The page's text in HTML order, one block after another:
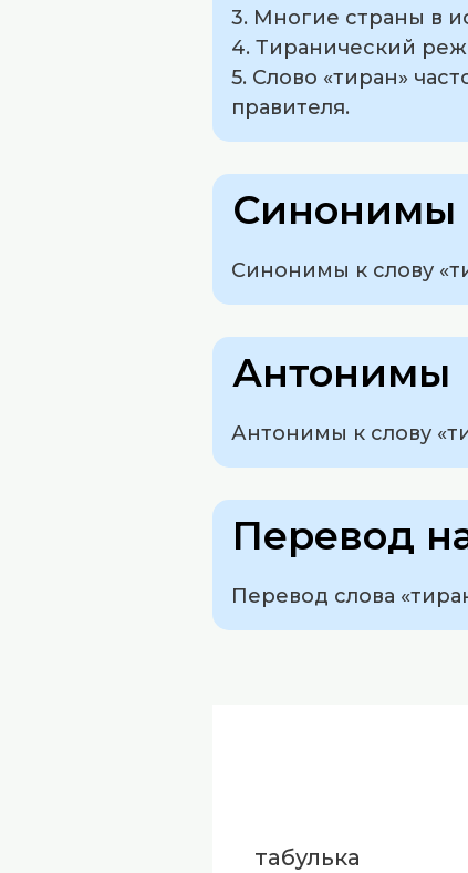
3. Многие страны в
4. Тиранический
5. Слово «тиран»
правителя.
Синонимы
Синонимы к слову
Антонимы
Антонимы к слову
Перевод
Перевод слова
табулька